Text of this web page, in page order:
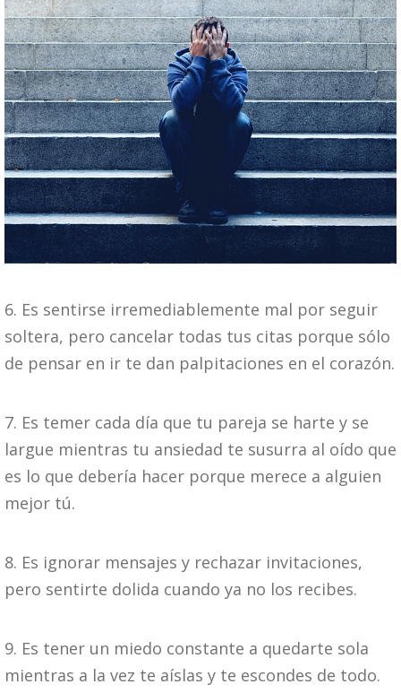
6. Es sentirse irremediablemente mal por seguir
soltera, pero cancelar todas tus citas porque sólo
de pensar en ir te dan palpitaciones en el corazón.
7. Es temer cada día que tu pareja se harte y se
largue mientras tu ansiedad te susurra al oído que
es lo que debería hacer porque merece a alguien
mejor tú.
8. Es ignorar mensajes y rechazar invitaciones,
pero sentirte dolida cuando ya no los recibes.
9. Es tener un miedo constante a quedarte sola
mientras a la vez te aíslas y te escondes de todo.